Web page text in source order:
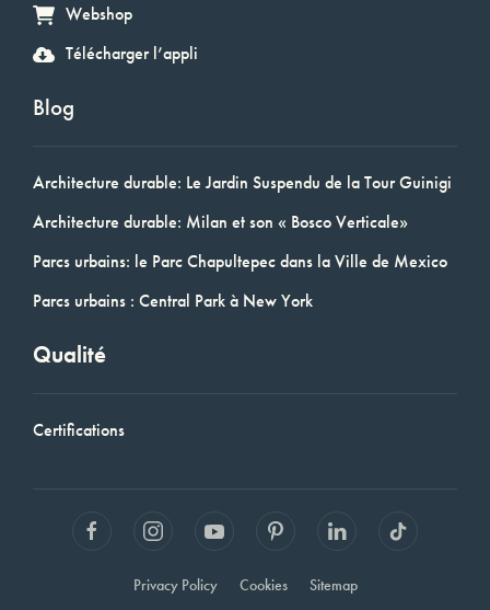
Webshop
Télécharger l’appli
Blog
Architecture durable: Le Jardin Suspendu de la Tour Guinigi
Architecture durable: Milan et son « Bosco Verticale»
Parcs urbains: le Parc Chapultepec dans la Ville de Mexico
Parcs urbains : Central Park à New York
Qualité
Certifications
Privacy Policy Cookies Sitemap